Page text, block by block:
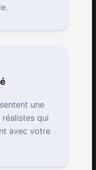
une
qui
avec votre